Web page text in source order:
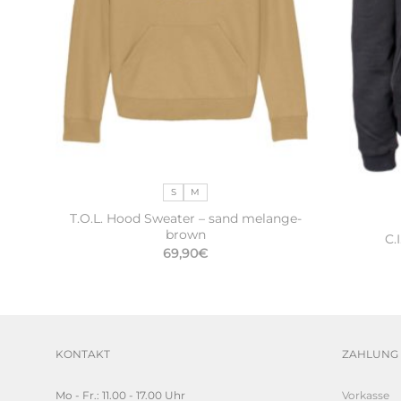
S M
T.O.L. Hood Sweater – sand melange-
brown
69,90€
KONTAKT
Mo - Fr.: 11.00 - 17.00 Uhr
ZAHLUNG
Vorkasse